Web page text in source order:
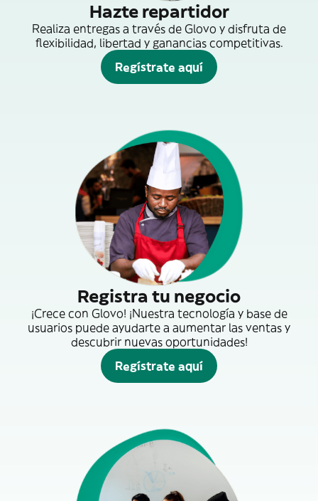
Hazte repartidor
Realiza entregas a través de Glovo y disfruta de
flexibilidad, libertad y ganancias competitivas.
Regístrate aquí
Registra tu negocio
¡Crece con Glovo! ¡Nuestra tecnología y base de
usuarios puede ayudarte a aumentar las ventas y
descubrir nuevas oportunidades!
Regístrate aquí